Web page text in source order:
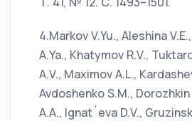
4.Markov V.Yu., Aleshina
A.Ya., Khatymov R.V.,
A.V., Maximov A.L.,
Avdoshenko S.M.,
A.A., Ignat´eva D.V.,